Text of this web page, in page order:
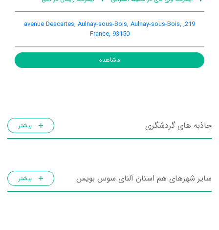
219, avenue Descartes, Aulnay-sous-Bois, Aulnay-sous-Bois,
France, 93150
مشاهده
جاذبه های گردشگری بیشتر
سایر شهرهای هم استان آلنای سوس بویس بیشتر